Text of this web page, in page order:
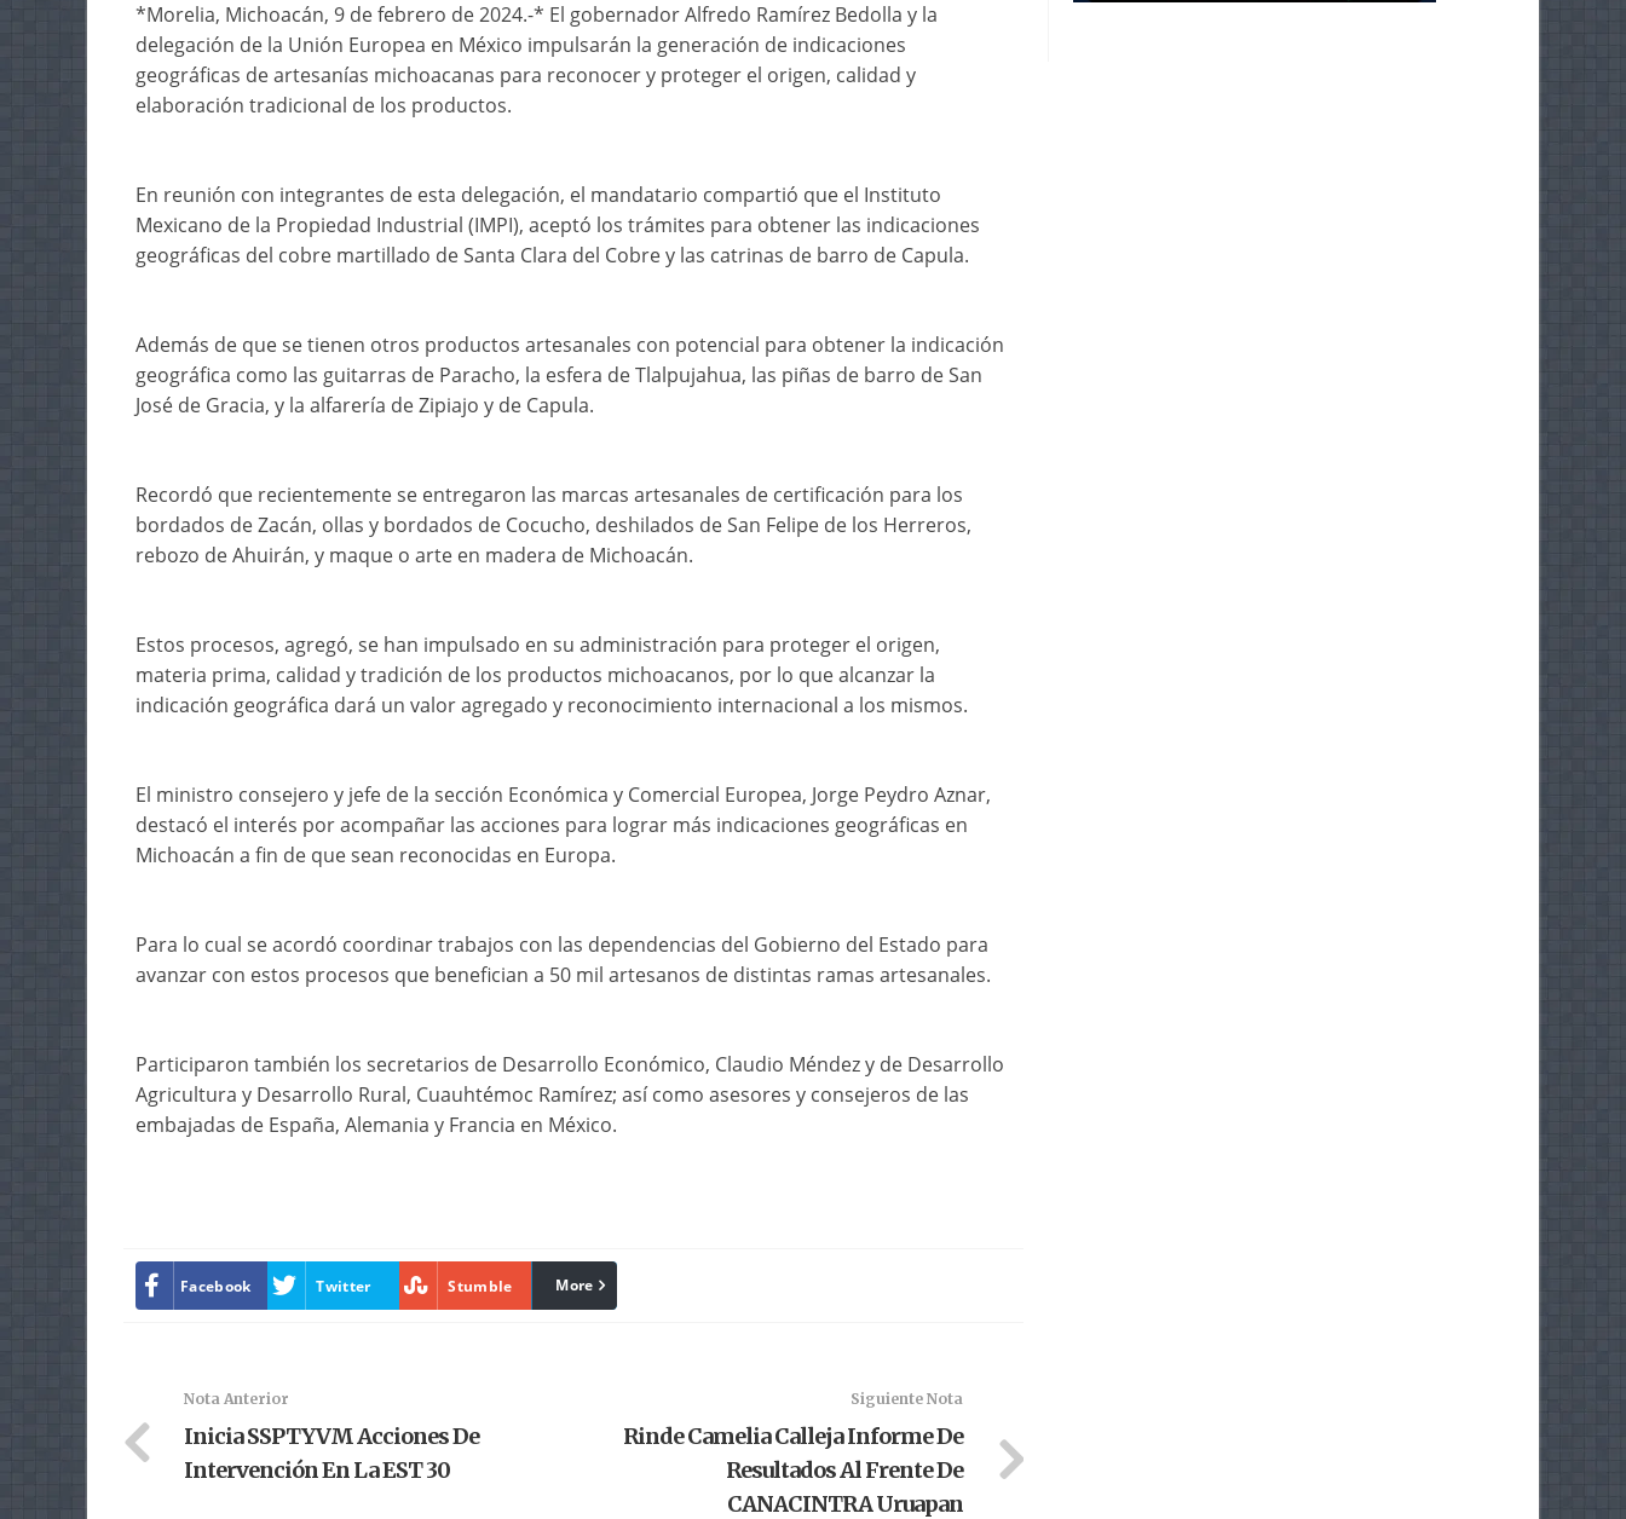
*Morelia, Michoacán, 9 de febrero de 2024.-* El gobernador Alfredo Ramírez Bedolla y la
delegación de la Unión Europea en México impulsarán la generación de indicaciones
geográficas de artesanías michoacanas para reconocer y proteger el origen, calidad y
elaboración tradicional de los productos.
En reunión con integrantes de esta delegación, el mandatario compartió que el Instituto
Mexicano de la Propiedad Industrial (IMPI), aceptó los trámites para obtener las indicaciones
geográficas del cobre martillado de Santa Clara del Cobre y las catrinas de barro de Capula.
Además de que se tienen otros productos artesanales con potencial para obtener la indicación
geográfica como las guitarras de Paracho, la esfera de Tlalpujahua, las piñas de barro de San
José de Gracia, y la alfarería de Zipiajo y de Capula.
Recordó que recientemente se entregaron las marcas artesanales de certificación para los
bordados de Zacán, ollas y bordados de Cocucho, deshilados de San Felipe de los Herreros,
rebozo de Ahuirán, y maque o arte en madera de Michoacán.
Estos procesos, agregó, se han impulsado en su administración para proteger el origen,
materia prima, calidad y tradición de los productos michoacanos, por lo que alcanzar la
indicación geográfica dará un valor agregado y reconocimiento internacional a los mismos.
El ministro consejero y jefe de la sección Económica y Comercial Europea, Jorge Peydro Aznar,
destacó el interés por acompañar las acciones para lograr más indicaciones geográficas en
Michoacán a fin de que sean reconocidas en Europa.
Para lo cual se acordó coordinar trabajos con las dependencias del Gobierno del Estado para
avanzar con estos procesos que benefician a 50 mil artesanos de distintas ramas artesanales.
Participaron también los secretarios de Desarrollo Económico, Claudio Méndez y de Desarrollo
Agricultura y Desarrollo Rural, Cuauhtémoc Ramírez; así como asesores y consejeros de las
embajadas de España, Alemania y Francia en México.
Facebook Twitter Stumble linkedin
More
Nota Anterior
Inicia SSPTYVM Acciones De
Intervención En La EST 30
Siguiente Nota
Rinde Camelia Calleja Informe De
Resultados Al Frente De
CANACINTRA Uruapan